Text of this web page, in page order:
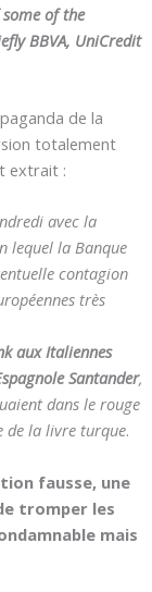
of the
BBVA, UniCredit
de la
totalement
extrait :
avec la
lequel la Banque
contagion
très
aux Italiennes
Santander,
dans le rouge
de la livre turque.
fausse, une
tromper les
mais